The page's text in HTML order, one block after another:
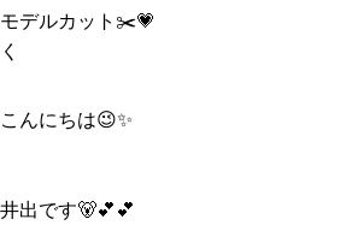
モデルカット✂️💗
く
こんにちは😉✨
井出です🐻💕💕